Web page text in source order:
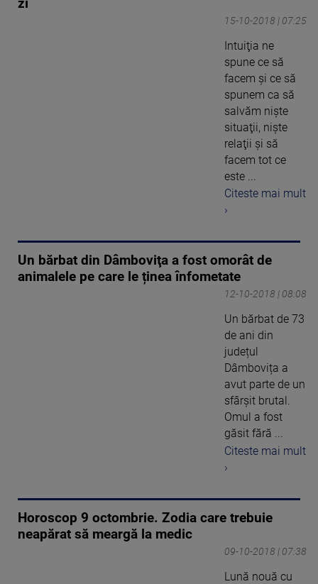
zi
15-10-2018 | 07:25
Intuiţia ne
spune ce să
facem şi ce să
spunem ca să
salvăm nişte
situaţii, nişte
relaţii şi să
facem tot ce
este ...
Citeste mai mult
›
Un bărbat din Dâmboviţa a fost omorât de
animalele pe care le ținea înfometate
12-10-2018 | 08:08
Un bărbat de 73
de ani din
județul
Dâmbovița a
avut parte de un
sfârșit brutal.
Omul a fost
găsit fără ...
Citeste mai mult
›
Horoscop 9 octombrie. Zodia care trebuie
neapărat să meargă la medic
09-10-2018 | 07:38
Lună nouă cu